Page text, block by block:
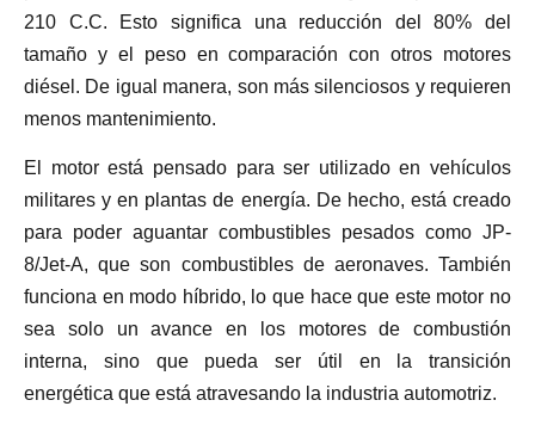
210 C.C. Esto significa una reducción del 80% del
tamaño y el peso en comparación con otros motores
diésel. De igual manera, son más silenciosos y requieren
menos mantenimiento.
El motor está pensado para ser utilizado en vehículos
militares y en plantas de energía. De hecho, está creado
para poder aguantar combustibles pesados como JP-
8/Jet-A, que son combustibles de aeronaves. También
funciona en modo híbrido, lo que hace que este motor no
sea solo un avance en los motores de combustión
interna, sino que pueda ser útil en la transición
energética que está atravesando la industria automotriz.